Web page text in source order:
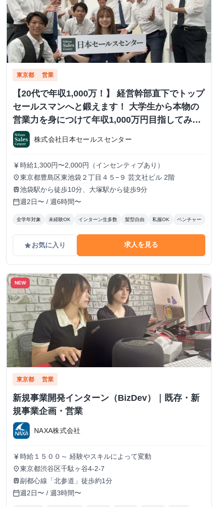
東京都 営業
【20代で年収1,000万！】 経営幹部直下でトップ
セールスマンへと鍛えます！ 大学生から本物の
営業力を身につけて年収1,000万円目指してみま
せんか？ ※当社直結内定あり #学歴不問 #未経験
可 #1.2年生可 - 株式会社日本セールスセンター
の長期・有給インターンシップ
株式会社日本セールスセンター
currency_yen 時給1,300円〜2,000円（インセンティブあり）
place東京都豊島区東池袋２丁目４５−９ 芸文社ビル 2階
train池袋駅から徒歩10分、大塚駅から徒歩9分
calendar_today週2日〜 / 週6時間〜
全学年対象 未経験OK インターン生多数 髪型自由 私服OK ベンチャー
gradeお気に入り 求人を見る
NEW
東京都 営業
新規事業開発インターン（BizDev）｜既存・新
規事業企画・営業
NAXA株式会社
currency_yen 時給１５００～ 経験やスキルによって変動
place東京都渋谷区千駄ヶ谷4-2-7
train副都心線「北参道」徒歩約1分
calendar_today週2日〜 / 週3時間〜